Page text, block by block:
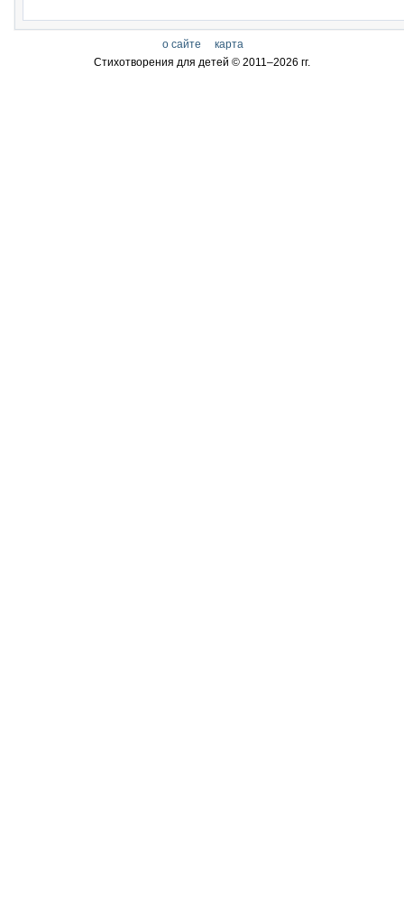
о сайте
карта
Стихотворения для детей © 2011–2026 гг.